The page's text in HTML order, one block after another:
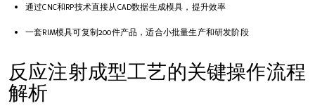
通过CNC和RP技术直接从CAD数据生成模具，提升效率
一套RIM模具可复制200件产品，适合小批量生产和研发阶段
反应注射成型工艺的关键操作流程
解析